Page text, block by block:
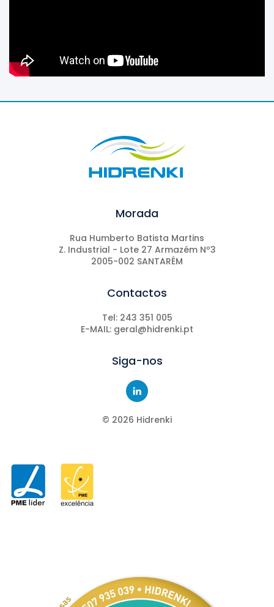
Morada
Rua Humberto Batista Martins
Z. Industrial - Lote 27 Armazém Nº3
2005-002 SANTARÉM
Contactos
Tel: 243 351 005
E-MAIL: geral@hidrenki.pt
Siga-nos
© 2026 Hidrenki